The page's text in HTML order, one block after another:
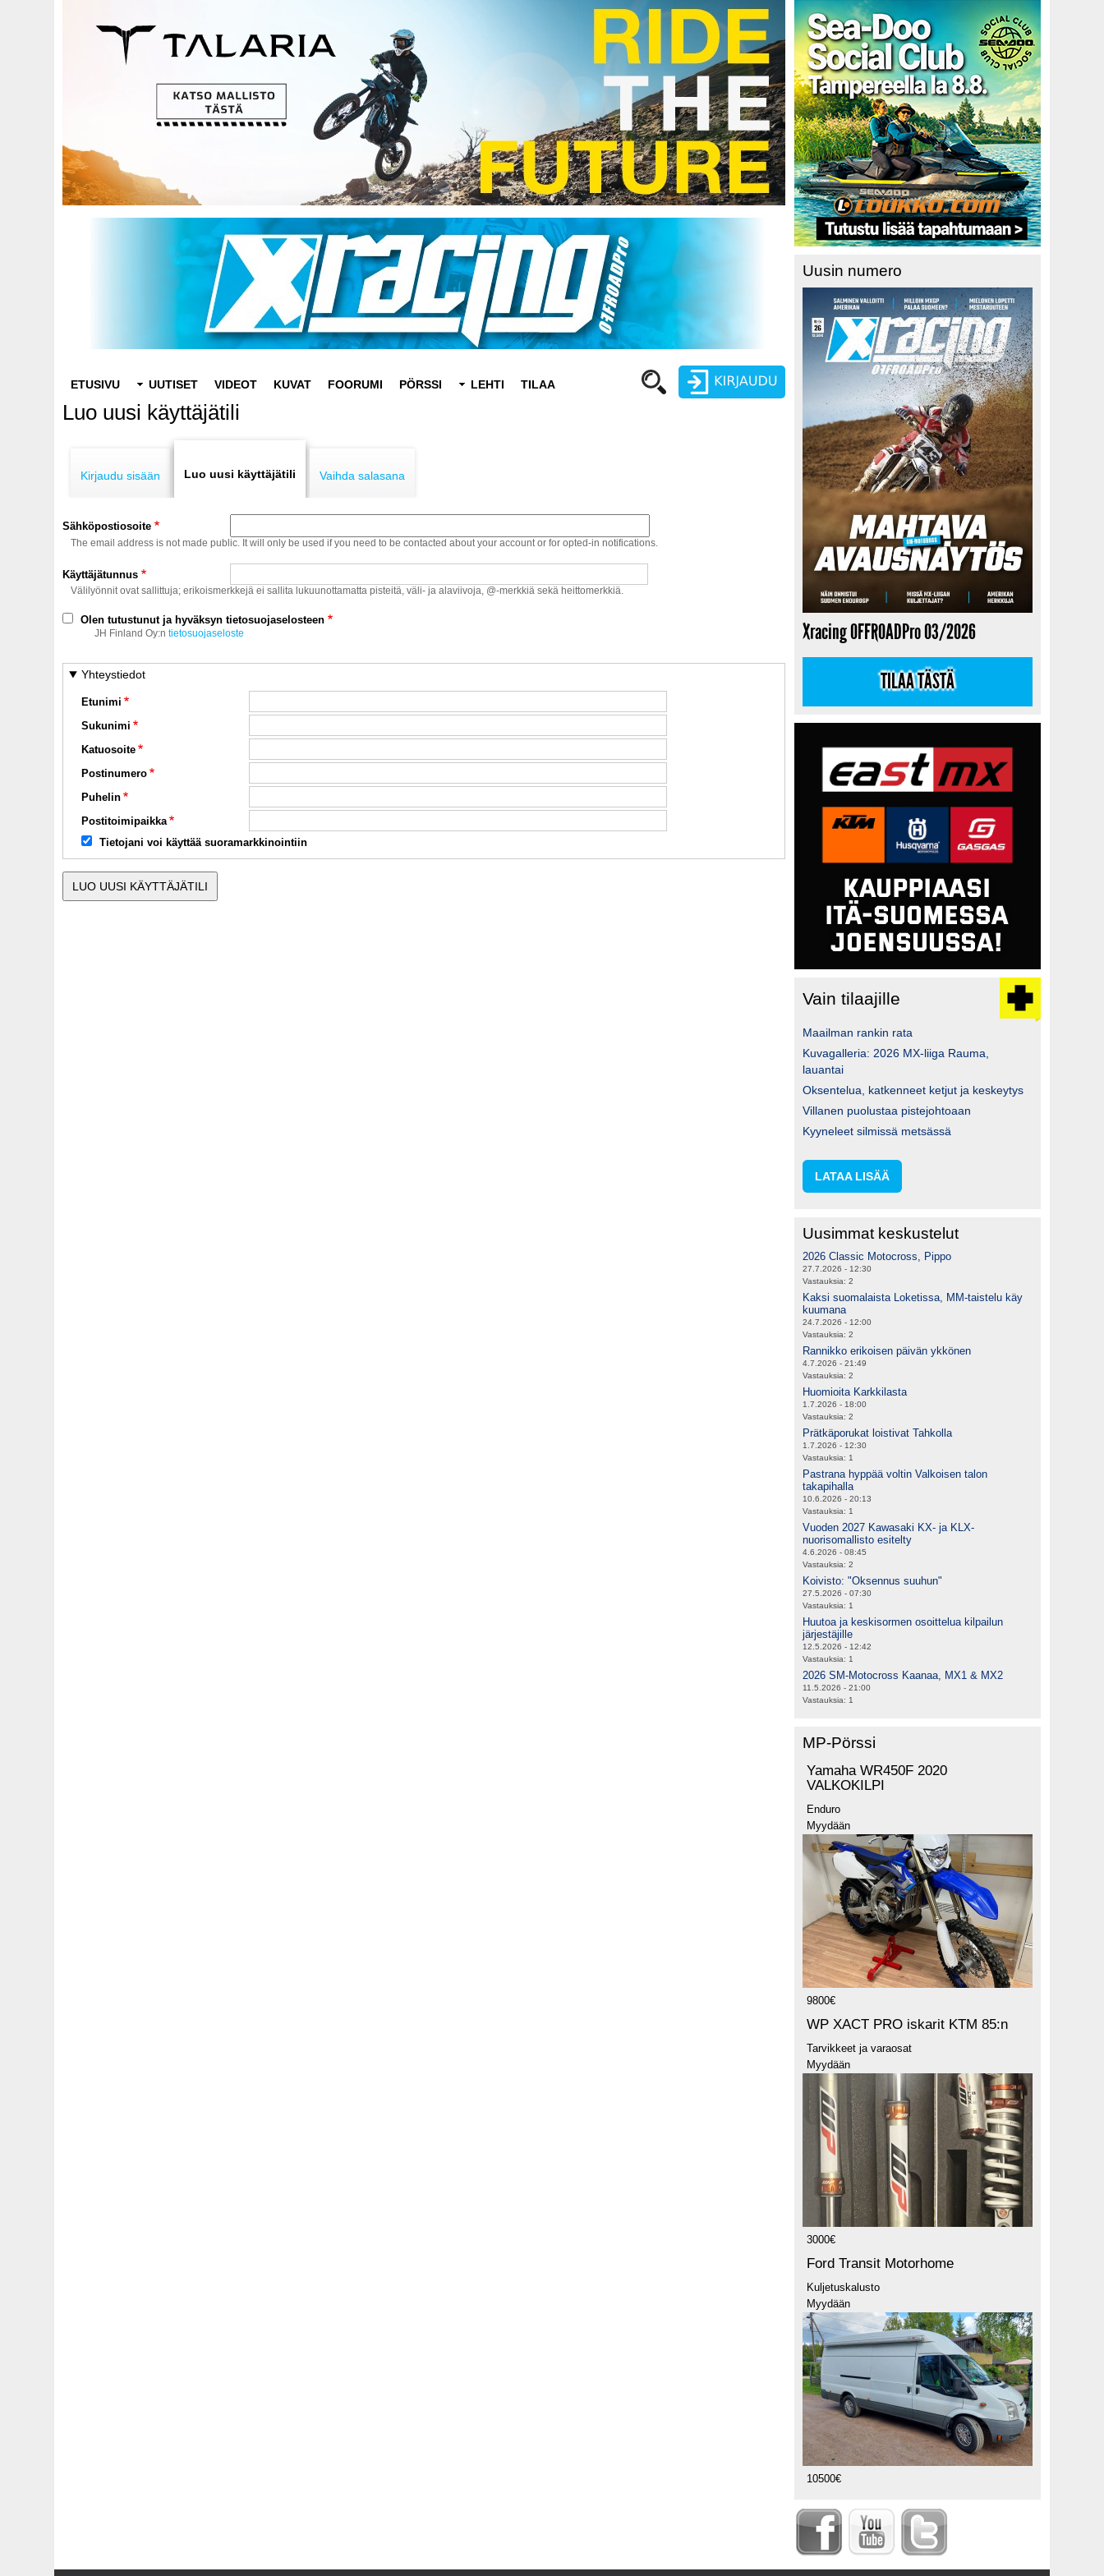
navigation
ETUSIVU UUTISET VIDEOT KUVAT FOORUMI PÖRSSI LEHTI TILAA
Luo uusi käyttäjätili
tabs
Kirjaudu sisään Luo uusi käyttäjätili Vaihda salasana
Sähköpostiosoite
The email address is not made public. It will only be used if you need to be contacted about your account or for opted-in notifications.
Käyttäjätunnus
Välilyönnit ovat sallittuja; erikoismerkkejä ei sallita lukuunottamatta pisteitä, väli- ja alaviivoja, @-merkkiä sekä heittomerkkiä.
Olen tutustunut ja hyväksyn tietosuojaselosteen
JH Finland Oy:ntietosuojaseloste
Yhteystiedot
Etunimi
Sukunimi
Katuosoite
Postinumero
Puhelin
Postitoimipaikka
Tietojani voi käyttää suoramarkkinointiin
Uusin numero
Xracing OFFROADPro 03/2026
TILAA TÄSTÄ
Vain tilaajille
Maailman rankin rata
Kuvagalleria: 2026 MX-liiga Rauma,
lauantai
Oksentelua, katkenneet ketjut ja keskeytys
Villanen puolustaa pistejohtoaan
Kyyneleet silmissä metsässä
LATAA LISÄÄ
Uusimmat keskustelut
2026 Classic Motocross, Pippo
27.7.2026 - 12:30
Vastauksia: 2
Kaksi suomalaista Loketissa, MM-taistelu käy
kuumana
24.7.2026 - 12:00
Vastauksia: 2
Rannikko erikoisen päivän ykkönen
4.7.2026 - 21:49
Vastauksia: 2
Huomioita Karkkilasta
1.7.2026 - 18:00
Vastauksia: 2
Prätkäporukat loistivat Tahkolla
1.7.2026 - 12:30
Vastauksia: 1
Pastrana hyppää voltin Valkoisen talon
takapihalla
10.6.2026 - 20:13
Vastauksia: 1
Vuoden 2027 Kawasaki KX- ja KLX-
nuorisomallisto esitelty
4.6.2026 - 08:45
Vastauksia: 2
Koivisto: "Oksennus suuhun"
27.5.2026 - 07:30
Vastauksia: 1
Huutoa ja keskisormen osoittelua kilpailun
järjestäjille
12.5.2026 - 12:42
Vastauksia: 1
2026 SM-Motocross Kaanaa, MX1 & MX2
11.5.2026 - 21:00
Vastauksia: 1
MP-Pörssi
Yamaha WR450F 2020
VALKOKILPI
Enduro
Myydään
9800€
WP XACT PRO iskarit KTM 85:n
Tarvikkeet ja varaosat
Myydään
3000€
Ford Transit Motorhome
Kuljetuskalusto
Myydään
10500€